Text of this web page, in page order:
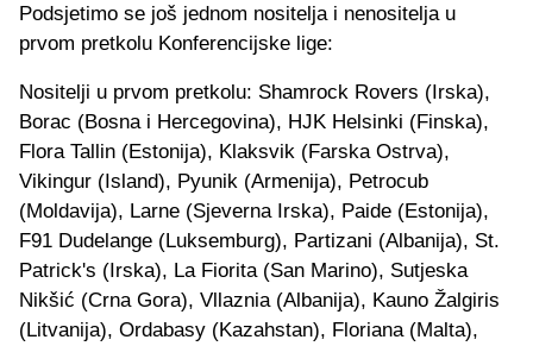
Podsjetimo se još jednom nositelja i nenositelja u
prvom pretkolu Konferencijske lige:
Nositelji u prvom pretkolu: Shamrock Rovers (Irska),
Borac (Bosna i Hercegovina), HJK Helsinki (Finska),
Flora Tallin (Estonija), Klaksvik (Farska Ostrva),
Vikingur (Island), Pyunik (Armenija), Petrocub
(Moldavija), Larne (Sjeverna Irska), Paide (Estonija),
F91 Dudelange (Luksemburg), Partizani (Albanija), St.
Patrick's (Irska), La Fiorita (San Marino), Sutjeska
Nikšić (Crna Gora), Vllaznia (Albanija), Kauno Žalgiris
(Litvanija), Ordabasy (Kazahstan), Floriana (Malta),